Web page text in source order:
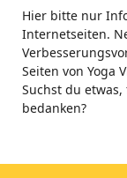
Hier bitte nur
Internetseiten.
Seiten von Yoga
Suchst du
bedanken?